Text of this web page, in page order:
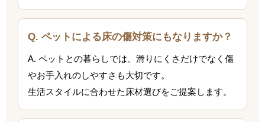
Q. ペットによる床の傷対策にもなりますか？
A. ペットとの暮らしでは、滑りにくさだけでなく傷
やお手入れのしやすさも大切です。
生活スタイルに合わせた床材選びをご提案します。